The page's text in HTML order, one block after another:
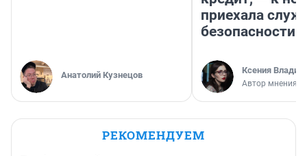
Анатолий Кузнецов
приехала
безопасности
Ксения
Автор мнения
РЕКОМЕНДУЕМ